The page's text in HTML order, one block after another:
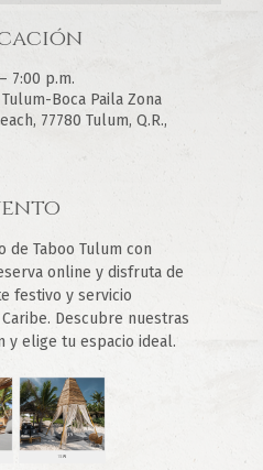
7:00 p.m.
Boca Paila Zona
77780 Tulum, Q.R.,
Taboo Tulum con
online y disfruta de
festivo y servicio
Descubre nuestras
y elige tu espacio ideal.